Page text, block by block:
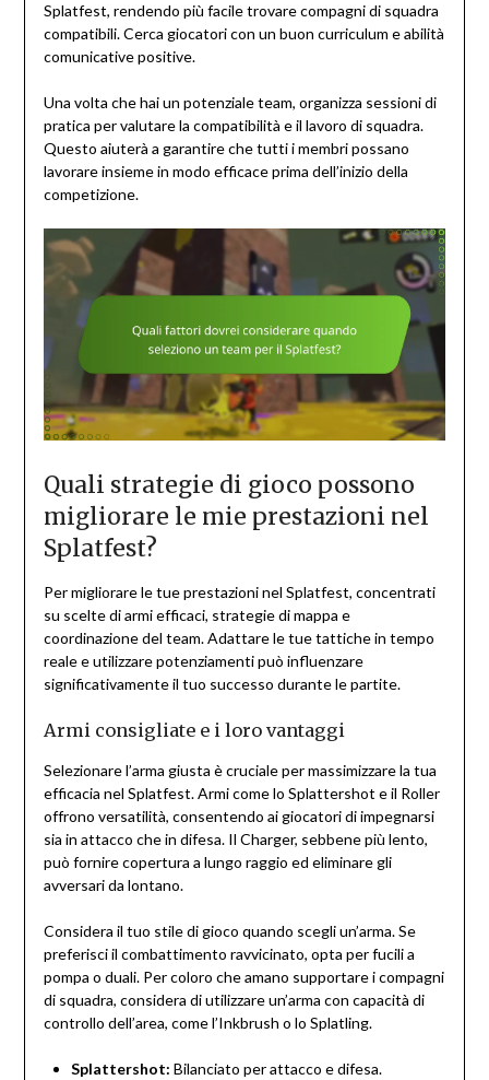
Splatfest, rendendo più facile trovare compagni di squadra
compatibili. Cerca giocatori con un buon curriculum e abilità
comunicative positive.
Una volta che hai un potenziale team, organizza sessioni di
pratica per valutare la compatibilità e il lavoro di squadra.
Questo aiuterà a garantire che tutti i membri possano
lavorare insieme in modo efficace prima dell’inizio della
competizione.
Quali strategie di gioco possono
migliorare le mie prestazioni nel
Splatfest?
Per migliorare le tue prestazioni nel Splatfest, concentrati
su scelte di armi efficaci, strategie di mappa e
coordinazione del team. Adattare le tue tattiche in tempo
reale e utilizzare potenziamenti può influenzare
significativamente il tuo successo durante le partite.
Armi consigliate e i loro vantaggi
Selezionare l’arma giusta è cruciale per massimizzare la tua
efficacia nel Splatfest. Armi come lo Splattershot e il Roller
offrono versatilità, consentendo ai giocatori di impegnarsi
sia in attacco che in difesa. Il Charger, sebbene più lento,
può fornire copertura a lungo raggio ed eliminare gli
avversari da lontano.
Considera il tuo stile di gioco quando scegli un’arma. Se
preferisci il combattimento ravvicinato, opta per fucili a
pompa o duali. Per coloro che amano supportare i compagni
di squadra, considera di utilizzare un’arma con capacità di
controllo dell’area, come l’Inkbrush o lo Splatling.
Splattershot: Bilanciato per attacco e difesa.